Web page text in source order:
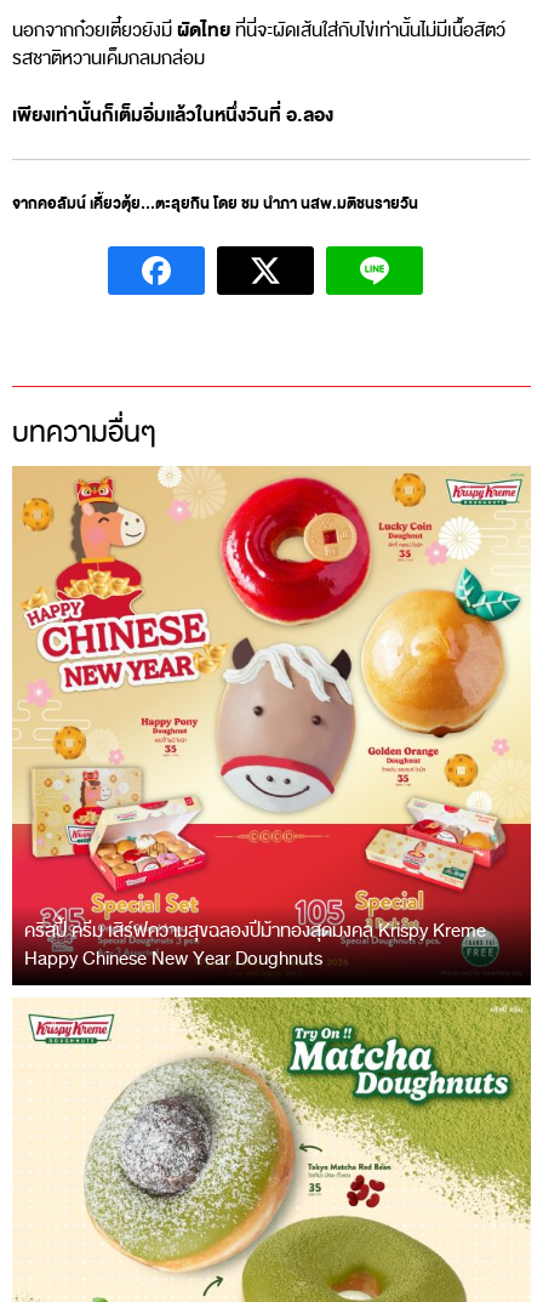
นอกจากก๋วยเตี๋ยวยังมีผัดไทยที่นี่จะผัดเส้นใส่กับไข่เท่านั้นไม่มีเนื้อสัตว์
รสชาติหวานเค็มกลมกล่อม
เพียงเท่านั้นก็เต็มอิ่มแล้วในหนึ่งวันที่ อ.ลอง
จากคอลัมน์ เคี้ยวตุ้ย…ตะลุยกิน โดย ชม นำภา นสพ.มติชนรายวัน
บทความอื่นๆ
คริสปี้ ครีม เสิร์ฟความสุขฉลองปีม้าทองสุดมงคล Krispy Kreme
Happy Chinese New Year Doughnuts